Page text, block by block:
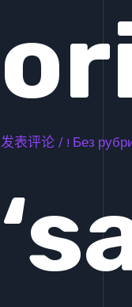
发表评论 / ! Без